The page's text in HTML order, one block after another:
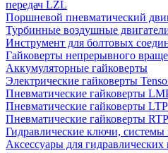
передач LZL
Поршневой пневматический
Турбинные воздушные
Инструмент для болтовых
Гайковерты непрерывного
Аккумуляторные гайковерты
Электрические гайковерты
Пневматические гайковерты
Пневматические гайковерты LTP
Пневматические гайковерты RTP
Гидравлические ключи,
Аксессуары для